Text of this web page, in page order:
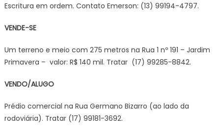
Escritura em ordem. Contato Emerson: (13) 99194-4797.
VENDE-SE
Um terreno e meio com 275 metros na Rua 1 nº 191 – Jardim
Primavera – valor: R$ 140 mil. Tratar (17) 99285-8842.
VENDO/ALUGO
Prédio comercial na Rua Germano Bizarro (ao lado da
rodoviária). Tratar (17) 99181-3692.